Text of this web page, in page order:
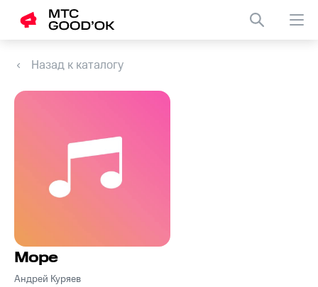
Назад к каталогу
Море
Андрей Куряев